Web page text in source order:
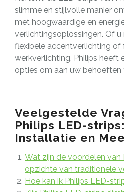
slimme en stijlvolle manier
met hoogwaardige en
verlichtingsoplossingen. Of
flexibele accentverlichting of
werkverlichting, Philips heeft
opties om aan uw behoeften
Veelgestelde
Philips LED-
Installatie en
Wat zijn de voordelen van
opzichte van traditionele
Hoe kan ik Philips LED-